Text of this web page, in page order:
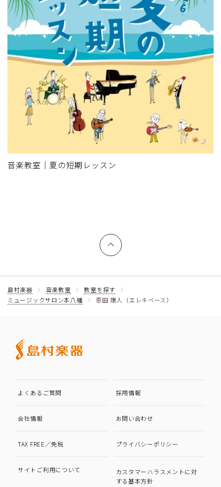
音楽教室｜夏の短期レッスン
上へ戻る
島村楽器 音楽教室
教室を探す
ミュージックサロン本八幡
恩田 康人（エレキベース）
よくあるご質問 採用情報
会社情報 お問い合わせ
TAX FREE／免税 プライバシーポリシー
サイトご利用について
カスタマーハラスメントに対
する基本方針